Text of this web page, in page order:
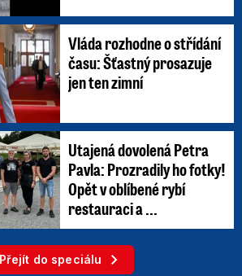
Vláda rozhodne o střídání
času: Šťastný prosazuje
jen ten zimní
Utajená dovolená Petra
Pavla: Prozradily ho fotky!
Opět v oblíbené rybí
restauraci a ...
Přejít do speciálu